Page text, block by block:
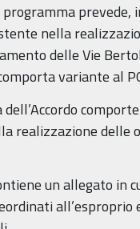
prevede,
nella
delle Vie
variante al
realizzazione delle
un allegato in